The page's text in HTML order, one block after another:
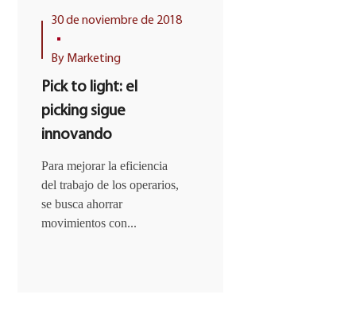
30 de noviembre de 2018
By Marketing
Pick to light: el
picking sigue
innovando
Para mejorar la eficiencia
del trabajo de los operarios,
se busca ahorrar
movimientos con...